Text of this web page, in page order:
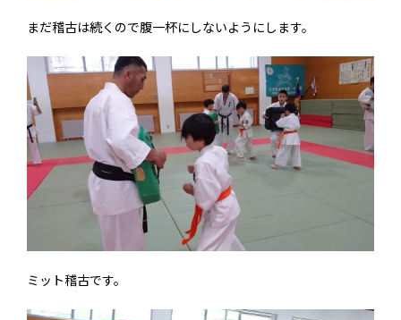
まだ稽古は続くので腹一杯にしないようにします。
ミット稽古です。